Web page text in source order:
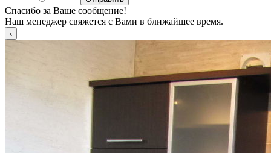
Спасибо за Ваше сообщение!
Наш менеджер свяжется с Вами в ближайшее время.